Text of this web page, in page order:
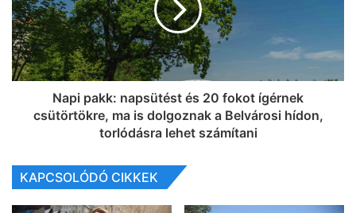
Napi pakk: napsütést és 20 fokot ígérnek
csütörtökre, ma is dolgoznak a Belvárosi hídon,
torlódásra lehet számítani
KAPCSOLÓDÓ CIKKEK